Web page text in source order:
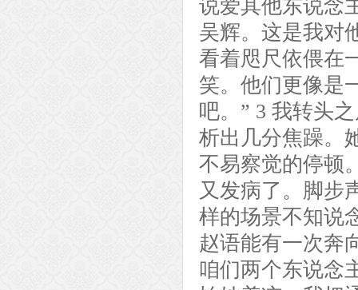
说爱其他东说念
吴辉。这是我对
看着咫尺依偎在
笑。他们更像是
吧。” 3 我转头
析出几分焦躁。
不易察觉的停顿
又发病了。脚步
样的场景不知说
赵语能有一次奔
咱们两个东说念